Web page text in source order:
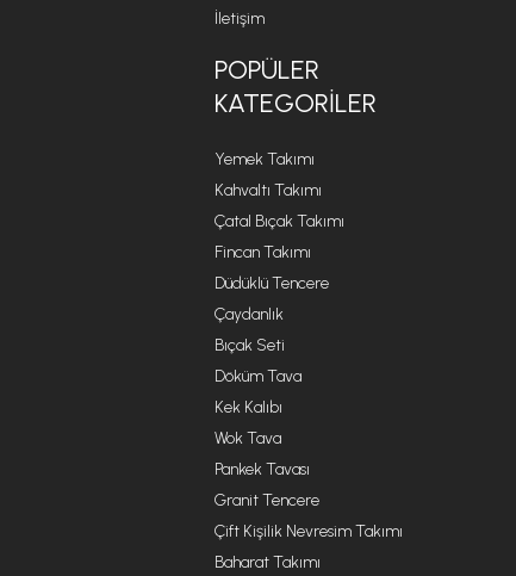
İletişim
POPÜLER
KATEGORILER
Yemek Takımı
Kahvaltı Takımı
Çatal Bıçak Takımı
Fincan Takımı
Düdüklü Tencere
Çaydanlık
Bıçak Seti
Döküm Tava
Kek Kalıbı
Wok Tava
Pankek Tavası
Granit Tencere
Çift Kişilik Nevresim Takımı
Baharat Takımı